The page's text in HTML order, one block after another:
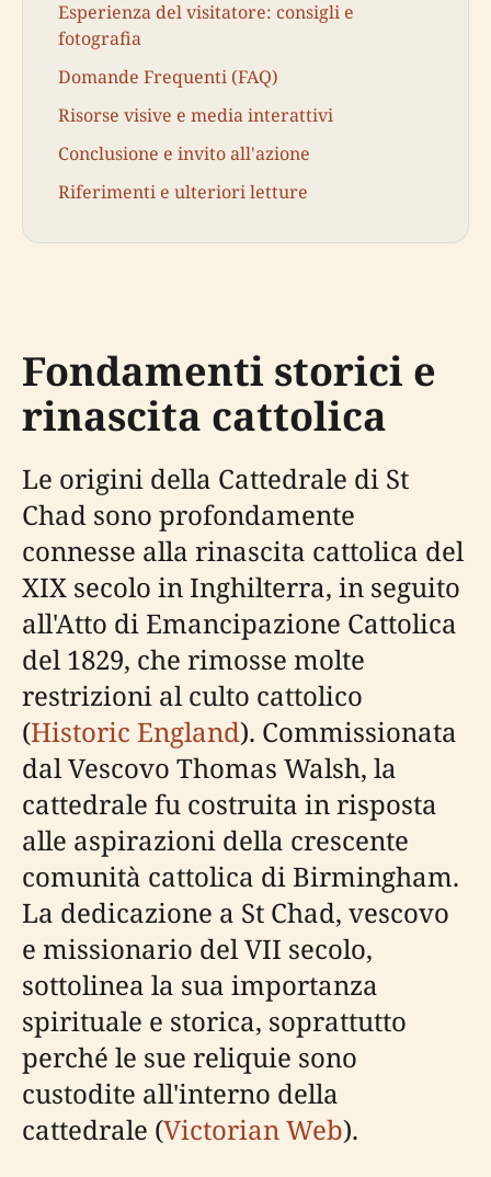
Esperienza del visitatore: consigli e
fotografia
Domande Frequenti (FAQ)
Risorse visive e media interattivi
Conclusione e invito all'azione
Riferimenti e ulteriori letture
Fondamenti storici e
rinascita cattolica
Le origini della Cattedrale di St
Chad sono profondamente
connesse alla rinascita cattolica del
XIX secolo in Inghilterra, in seguito
all'Atto di Emancipazione Cattolica
del 1829, che rimosse molte
restrizioni al culto cattolico
(Historic England). Commissionata
dal Vescovo Thomas Walsh, la
cattedrale fu costruita in risposta
alle aspirazioni della crescente
comunità cattolica di Birmingham.
La dedicazione a St Chad, vescovo
e missionario del VII secolo,
sottolinea la sua importanza
spirituale e storica, soprattutto
perché le sue reliquie sono
custodite all'interno della
cattedrale (Victorian Web).